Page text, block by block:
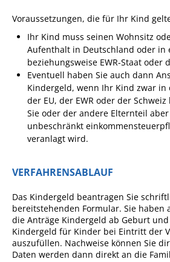
Pop-Up-
RADKultur
Angebote
Kinder und
Geschichte
MEIN
Voraussetzungen, die für Ihr Kind
Ihr Kind muss seinen Wohnsitz
Aufenthalt in Deutschland oder in
beziehungsweise EWR-Staat oder
Eventuell haben Sie auch dann
Kindergeld, wenn Ihr Kind zwar in
der EU, der EWR oder der
Sie oder der andere Elternteil
unbeschränkt
veranlagt wird.
VERFAHRENSABLAUF
Das Kindergeld beantragen Sie
bereitstehenden Formular. Sie haben
die Anträge Kindergeld ab Geburt
Kindergeld für Kinder bei Eintritt der
auszufüllen. Nachweise können Sie
Daten werden dann direkt an die